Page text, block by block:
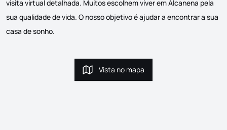
visita virtual detalhada. Muitos escolhem viver em Alcanena pela
sua qualidade de vida. O nosso objetivo é ajudar a encontrar a sua
casa de sonho.
Vista no mapa
Vista no mapa